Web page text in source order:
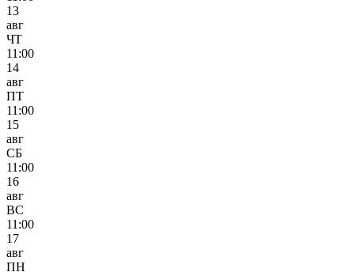
13
авг
ЧТ
11:00
14
авг
ПТ
11:00
15
авг
СБ
11:00
16
авг
ВС
11:00
17
авг
ПН